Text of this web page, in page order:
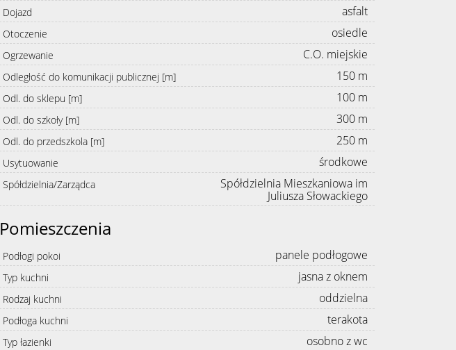
Dojazd asfalt
Otoczenie osiedle
Ogrzewanie C.O. miejskie
Odległość do komunikacji publicznej [m] 150 m
Odl. do sklepu [m] 100 m
Odl. do szkoły [m] 300 m
Odl. do przedszkola [m] 250 m
Usytuowanie środkowe
Spółdzielnia/Zarządca
Spółdzielnia Mieszkaniowa im
Juliusza Słowackiego
Pomieszczenia
Podłogi pokoi panele podłogowe
Typ kuchni jasna z oknem
Rodzaj kuchni oddzielna
Podłoga kuchni terakota
Typ łazienki osobno z wc